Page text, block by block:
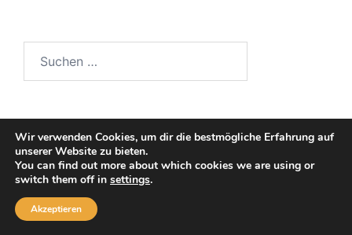
Neueste Beiträge
Informationsblatt Nr. 40 des Noomdo-Zentrums
März – November 2025
Wir verwenden Cookies, um dir die bestmögliche Erfahrung auf
unserer Website zu bieten.
You can find out more about which cookies we are using or
switch them off in settings.
Akzeptieren